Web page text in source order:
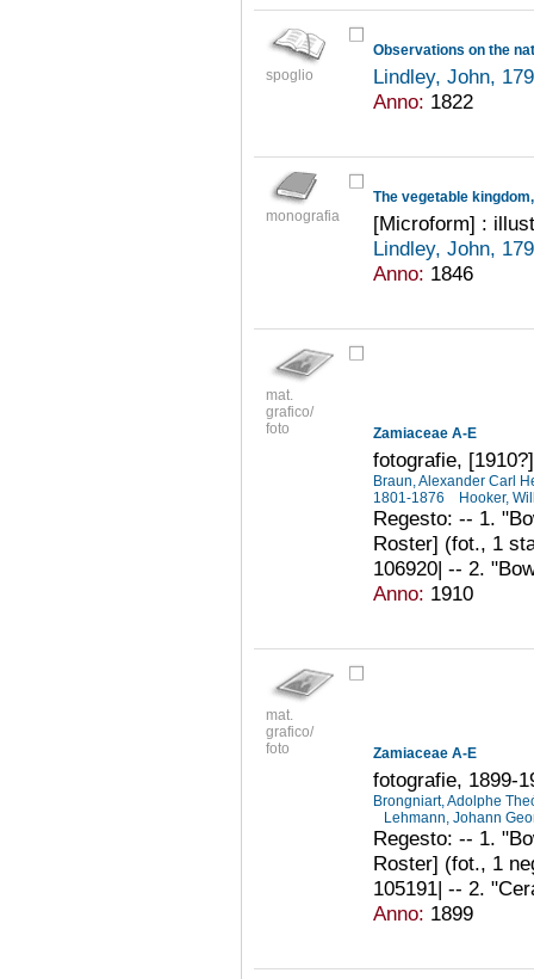
spoglio
Observations on the
Lindley, John,
Anno: 1822
monografia
[Microform] :
Lindley, John,
Anno: 1846
mat.
grafico/
foto
Zamiaceae A-E
fotografie, [1910?]
Braun, Alexander Carl
1801-1876
Hooker,
Regesto: -- 1.
Roster] (fot., 1
106920| -- 2.
Anno: 1910
mat.
grafico/
foto
Zamiaceae A-E
fotografie, 1899-
Brongniart, Adolphe
Lehmann, Johann
Regesto: -- 1.
Roster] (fot., 1
105191| -- 2.
Anno: 1899